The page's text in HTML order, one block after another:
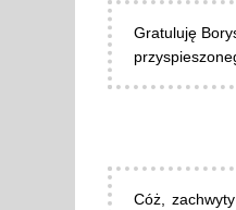
Gratuluję
Cóż,